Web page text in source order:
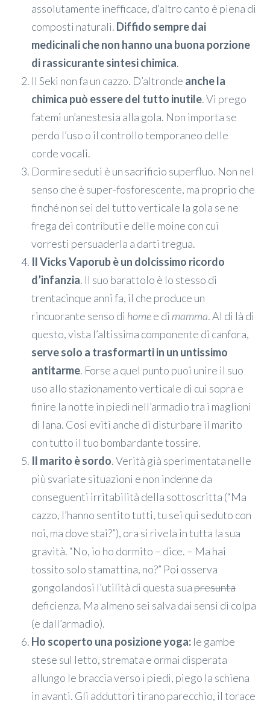
assolutamente inefficace, d’altro canto è piena di
composti naturali. Diffido sempre dai
medicinali che non hanno una buona porzione
di rassicurante sintesi chimica.
Il Seki non fa un cazzo. D’altronde anche la
chimica può essere del tutto inutile. Vi prego
fatemi un’anestesia alla gola. Non importa se
perdo l’uso o il controllo temporaneo delle
corde vocali.
Dormire seduti è un sacrificio superfluo. Non nel
senso che è super-fosforescente, ma proprio che
finché non sei del tutto verticale la gola se ne
frega dei contributi e delle moine con cui
vorresti persuaderla a darti tregua.
Il Vicks Vaporub è un dolcissimo ricordo
d’infanzia. Il suo barattolo è lo stesso di
trentacinque anni fa, il che produce un
rincuorante senso di homee di mamma. Al di là di
questo, vista l’altissima componente di canfora,
serve solo a trasformarti in un untissimo
antitarme. Forse a quel punto puoi unire il suo
uso allo stazionamento verticale di cui sopra e
finire la notte in piedi nell’armadio tra i maglioni
di lana. Così eviti anche di disturbare il marito
con tutto il tuo bombardante tossire.
Il marito è sordo. Verità già sperimentata nelle
più svariate situazioni e non indenne da
conseguenti irritabilità della sottoscritta (“Ma
cazzo, l’hanno sentito tutti, tu sei qui seduto con
noi, ma dove stai?”), ora si rivela in tutta la sua
gravità. “No, io ho dormito – dice. – Ma hai
tossito solo stamattina, no?” Poi osserva
gongolandosi l’utilità di questa suapresunta
deficienza. Ma almeno sei salva dai sensi di colpa
(e dall’armadio).
Ho scoperto una posizione yoga: le gambe
stese sul letto, stremata e ormai disperata
allungo le braccia verso i piedi, piego la schiena
in avanti. Gli adduttori tirano parecchio, il torace